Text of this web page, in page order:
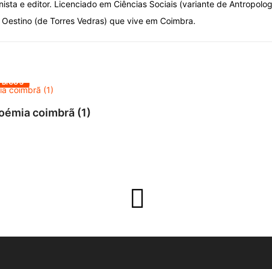
e editor. Licenciado em Ciências Sociais (variante de
(de Torres Vedras) que vive em Coimbra.
BICOS
coimbrã (1)